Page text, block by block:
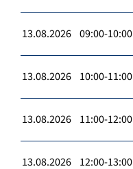
13.08.2026 09:00-10:00
13.08.2026 10:00-11:00
13.08.2026 11:00-12:00
13.08.2026 12:00-13:00